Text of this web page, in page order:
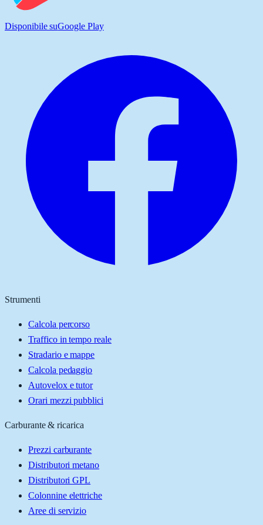
Disponibile suGoogle Play
Strumenti
Calcola percorso
Traffico in tempo reale
Stradario e mappe
Calcola pedaggio
Autovelox e tutor
Orari mezzi pubblici
Carburante & ricarica
Prezzi carburante
Distributori metano
Distributori GPL
Colonnine elettriche
Aree di servizio